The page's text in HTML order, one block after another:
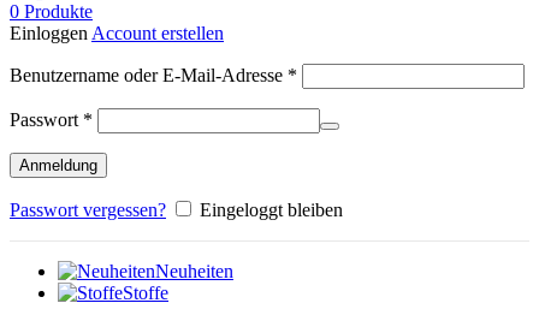
0 Produkte
Einloggen Account erstellen
Benutzername oder E-Mail-Adresse *
Passwort *
Anmeldung
Passwort vergessen? Eingeloggt bleiben
Neuheiten
Stoffe